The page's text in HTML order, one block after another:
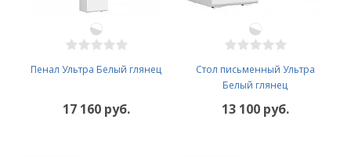
Пенал Ультра Белый глянец
17 160 руб.
Стол письменный Ультра
Белый глянец
13 100 руб.